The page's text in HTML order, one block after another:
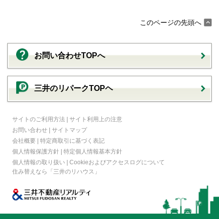
このページの先頭へ
お問い合わせTOPへ
三井のリパークTOPヘ
サイトのご利用方法 | サイト利用上の注意
お問い合わせ | サイトマップ
会社概要 | 特定商取引に基づく表記
個人情報保護方針 | 特定個人情報基本方針
個人情報の取り扱い | Cookieおよびアクセスログについて
住み替えなら
「三井のリハウス」